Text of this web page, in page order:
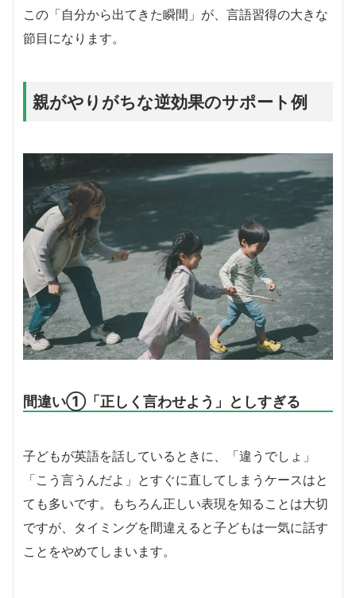
この「自分から出てきた瞬間」が、言語習得の大きな
節目になります。
親がやりがちな逆効果のサポート例
間違い①「正しく言わせよう」としすぎる
子どもが英語を話しているときに、「違うでしょ」
「こう言うんだよ」とすぐに直してしまうケースはと
ても多いです。もちろん正しい表現を知ることは大切
ですが、タイミングを間違えると子どもは一気に話す
ことをやめてしまいます。